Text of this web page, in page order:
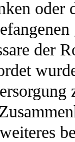
oder
der